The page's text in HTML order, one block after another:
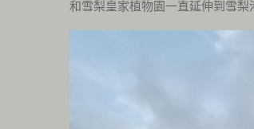
和雪梨皇家植物園一直延伸到雪梨